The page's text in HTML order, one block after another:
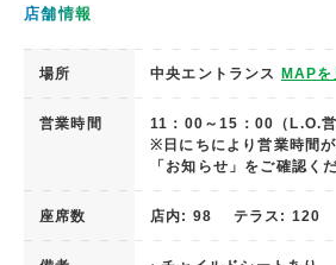
店舗情報
場所 中央エントランス MAPを
営業時間
11：00～15：00（L.O.営
※日にちにより営業時間
「お知らせ」をご確認く
座席数 店内: 98 テラス: 120